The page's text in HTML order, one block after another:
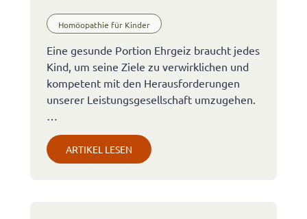
Homöopathie für Kinder
Eine gesunde Portion Ehrgeiz braucht jedes
Kind, um seine Ziele zu verwirklichen und
kompetent mit den Herausforderungen
unserer Leistungsgesellschaft umzugehen.
ARTIKEL LESEN